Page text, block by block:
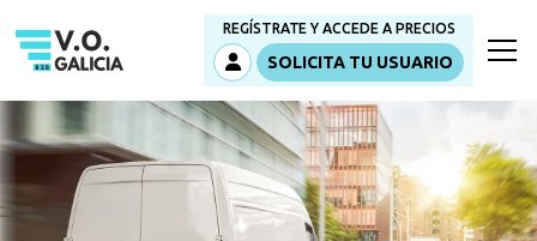
REGÍSTRATE Y ACCEDE A PRECIOS
SOLICITA TU USUARIO